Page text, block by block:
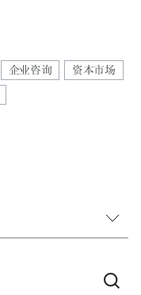
企业咨询 资本市场